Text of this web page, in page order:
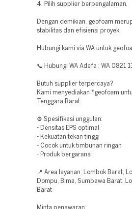
4. Pilih supplier berpengalaman.
Dengan demikian, geofoam
stabilitas dan efisiensi proyek.
Hubungi kami via WA untuk
📞 Hubungi WA Adefa : WA 0821
Butuh supplier terpercaya?
Kami menyediakan *geofoam
Tenggara Barat.
⚙️ Spesifikasi unggulan:
- Densitas EPS optimal
- Kekuatan tekan tinggi
- Cocok untuk timbunan ringan
- Produk bergaransi
📍 Area layanan: Lombok Barat,
Dompu, Bima, Sumbawa Barat,
Barat
Minta penawaran